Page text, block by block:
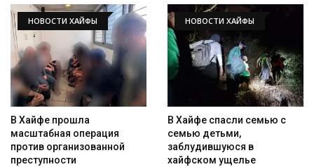
НОВОСТИ ХАЙФЫ
В Хайфе прошла
масштабная операция
против организованной
преступности
НОВОСТИ ХАЙФЫ
В Хайфе спасли семью с
семью детьми,
заблудившуюся в
хайфском ущелье